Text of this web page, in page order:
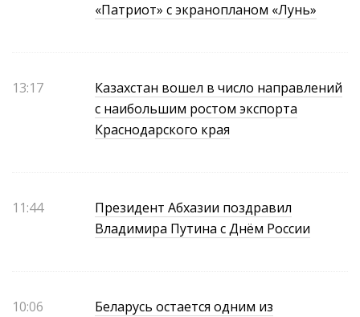
«Патриот» с экранопланом «Лунь»
13:17
Казахстан вошел в число направлений
с наибольшим ростом экспорта
Краснодарского края
11:44
Президент Абхазии поздравил
Владимира Путина с Днём России
10:06
Беларусь остается одним из